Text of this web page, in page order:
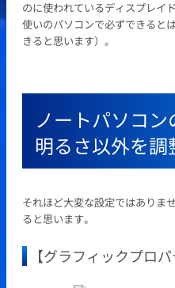
のに使われているディスプレイ
使いのパソコンで必ずできると
きると思います）。
ノートパソコ
明るさ以外を
それほど大変な設定ではありま
ると思います。
【グラフィックプロ